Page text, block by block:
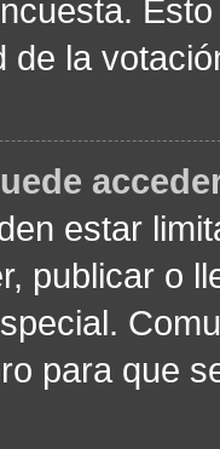
de la
estar
publicar o
para que